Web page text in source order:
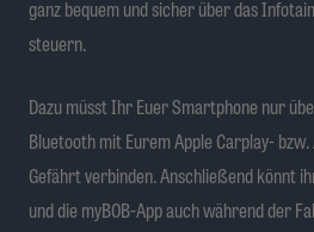
ganz bequem und sicher über das
steuern.
Dazu müsst Ihr Euer Smartphone nur
Bluetooth mit Eurem Apple Carplay-
Gefährt verbinden. Anschließend könnt
und die myBOB-App auch während der